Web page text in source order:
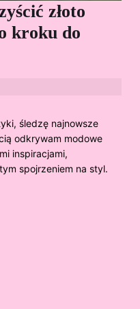
złoto
kroku do
śledzę najnowsze
odkrywam modowe
inspiracjami,
spojrzeniem na styl.